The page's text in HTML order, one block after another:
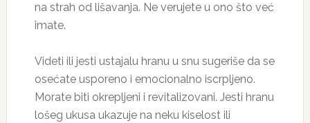
na strah od lišavanja. Ne verujete u ono što već
imate.
Videti ili jesti ustajalu hranu u snu sugeriše da se
osećate usporeno i emocionalno iscrpljeno.
Morate biti okrepljeni i revitalizovani. Jesti hranu
lošeg ukusa ukazuje na neku kiselost ili